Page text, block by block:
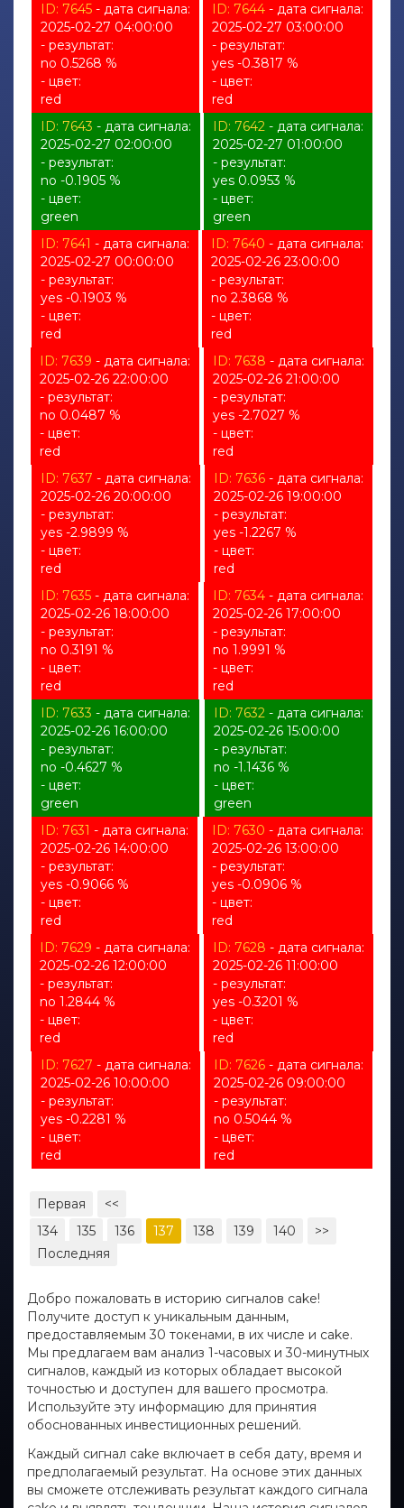
ID: 7645- дата сигнала:
2025-02-27 04:00:00
- результат:
no 0.5268 %
- цвет:
red
ID: 7644 - дата сигнала:
2025-02-27 03:00:00
- результат:
yes -0.3817 %
- цвет:
red
ID: 7643 - дата сигнала:
2025-02-27 02:00:00
- результат:
no -0.1905 %
- цвет:
green
ID: 7642 - дата сигнала:
2025-02-27 01:00:00
- результат:
yes 0.0953 %
- цвет:
green
ID: 7641 - дата сигнала:
2025-02-27 00:00:00
- результат:
yes -0.1903 %
- цвет:
red
ID: 7640 - дата сигнала:
2025-02-26 23:00:00
- результат:
no 2.3868 %
- цвет:
red
ID: 7639 - дата сигнала:
2025-02-26 22:00:00
- результат:
no 0.0487 %
- цвет:
red
ID: 7638 - дата сигнала:
2025-02-26 21:00:00
- результат:
yes -2.7027 %
- цвет:
red
ID: 7637 - дата сигнала:
2025-02-26 20:00:00
- результат:
yes -2.9899 %
- цвет:
red
ID: 7636 - дата сигнала:
2025-02-26 19:00:00
- результат:
yes -1.2267 %
- цвет:
red
ID: 7635 - дата сигнала:
2025-02-26 18:00:00
- результат:
no 0.3191 %
- цвет:
red
ID: 7634- дата сигнала:
2025-02-26 17:00:00
- результат:
no 1.9991 %
- цвет:
red
ID: 7633 - дата сигнала:
2025-02-26 16:00:00
- результат:
no -0.4627 %
- цвет:
green
ID: 7632- дата сигнала:
2025-02-26 15:00:00
- результат:
no -1.1436 %
- цвет:
green
ID: 7631 - дата сигнала:
2025-02-26 14:00:00
- результат:
yes -0.9066 %
- цвет:
red
ID: 7630 - дата сигнала:
2025-02-26 13:00:00
- результат:
yes -0.0906 %
- цвет:
red
ID: 7629 - дата сигнала:
2025-02-26 12:00:00
- результат:
no 1.2844 %
- цвет:
red
ID: 7628 - дата сигнала:
2025-02-26 11:00:00
- результат:
yes -0.3201 %
- цвет:
red
ID: 7627 - дата сигнала:
2025-02-26 10:00:00
- результат:
yes -0.2281 %
- цвет:
red
ID: 7626 - дата сигнала:
2025-02-26 09:00:00
- результат:
no 0.5044 %
- цвет:
red
Первая
<<
134
135 136 137 138 139 140
>>
Последняя
Добро пожаловать в историю сигналов cake!
Получите доступ к уникальным данным,
предоставляемым 30 токенами, в их числе и cake.
Мы предлагаем вам анализ 1-часовых и 30-минутных
сигналов, каждый из которых обладает высокой
точностью и доступен для вашего просмотра.
Используйте эту информацию для принятия
обоснованных инвестиционных решений.
Каждый сигнал cake включает в себя дату, время и
предполагаемый результат. На основе этих данных
вы сможете отслеживать результат каждого сигнала